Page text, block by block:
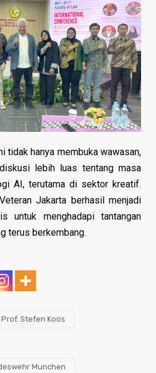
tidak hanya membuka wawasan,
lebih luas tentang masa
AI, terutama di sektor kreatif.
Jakarta berhasil menjadi
untuk menghadapi tantangan
terus berkembang.
Prof. Stefen Koos
Munchen